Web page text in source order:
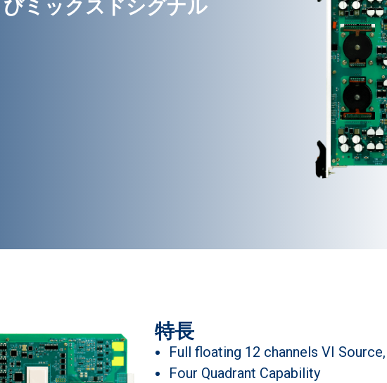
ミックスドシグナル
特長
Full floating 12 channels VI
Four Quadrant Capability